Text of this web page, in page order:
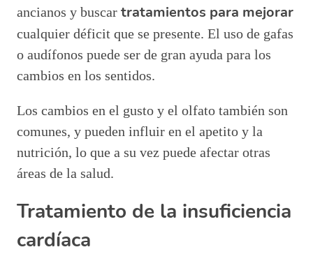
ancianos y buscar tratamientos para mejorar
cualquier déficit que se presente. El uso de gafas
o audífonos puede ser de gran ayuda para los
cambios en los sentidos.
Los cambios en el gusto y el olfato también son
comunes, y pueden influir en el apetito y la
nutrición, lo que a su vez puede afectar otras
áreas de la salud.
Tratamiento de la insuficiencia
cardíaca